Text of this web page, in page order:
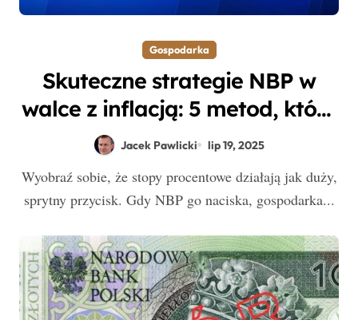
Gospodarka
Skuteczne strategie NBP w
walce z inflacją: 5 metod, które
przynoszą rezultaty
Jacek Pawlicki lip 19, 2025
Wyobraź sobie, że stopy procentowe działają jak duży,
sprytny przycisk. Gdy NBP go naciska, gospodarka...